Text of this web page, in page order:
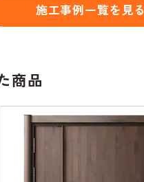
施工事例一覧を見る
商品